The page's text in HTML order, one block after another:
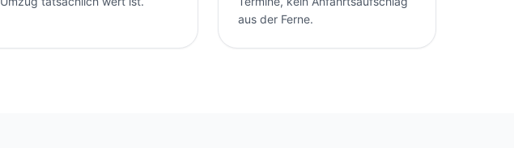
aus der Ferne.